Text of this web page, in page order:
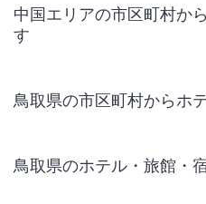
中国エリアの市区町村か
す
鳥取県の市区町村からホ
鳥取県のホテル・旅館・